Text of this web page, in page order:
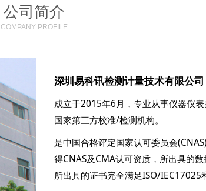
公司简介
COMPANY PROFILE
深圳易科讯检测计量技术有限公司
成立于2015年6月，专业从事仪器仪
国家第三方校准/检测机构。
是中国合格评定国家认可委员会
得CNAS及CMA认可资质，所出具的
所出具的证书完全满足ISO/IEC17025